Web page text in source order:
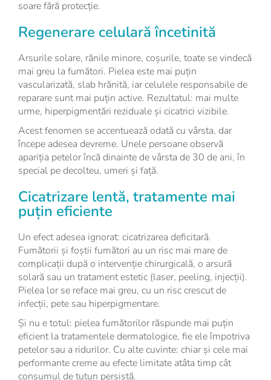
soare fără protecție.
Regenerare celulară încetinită
Arsurile solare, rănile minore, coșurile, toate se vindecă
mai greu la fumători. Pielea este mai puțin
vascularizată, slab hrănită, iar celulele responsabile de
reparare sunt mai puțin active. Rezultatul: mai multe
urme, hiperpigmentări reziduale și cicatrici vizibile.
Acest fenomen se accentuează odată cu vârsta, dar
începe adesea devreme. Unele persoane observă
apariția petelor încă dinainte de vârsta de 30 de ani, în
special pe decolteu, umeri și față.
Cicatrizare lentă, tratamente mai
puțin eficiente
Un efect adesea ignorat: cicatrizarea deficitară.
Fumătorii și foștii fumători au un risc mai mare de
complicații după o intervenție chirurgicală, o arsură
solară sau un tratament estetic (laser, peeling, injecții).
Pielea lor se reface mai greu, cu un risc crescut de
infecții, pete sau hiperpigmentare.
Și nu e totul: pielea fumătorilor răspunde mai puțin
eficient la tratamentele dermatologice, fie ele împotriva
petelor sau a ridurilor. Cu alte cuvinte: chiar și cele mai
performante creme au efecte limitate atâta timp cât
consumul de tutun persistă.